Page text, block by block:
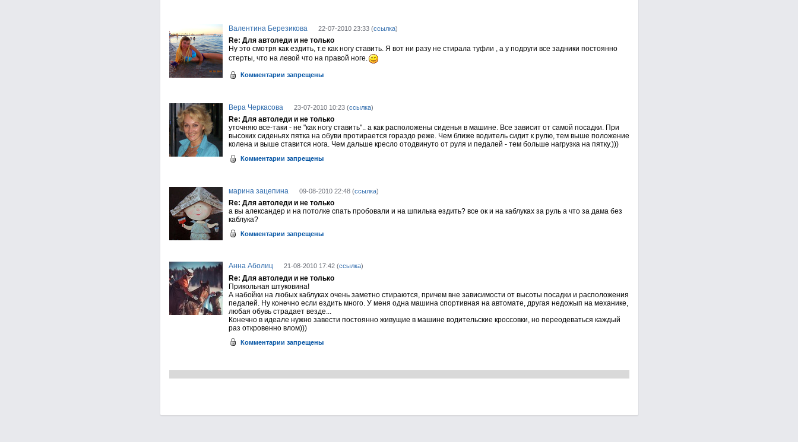
Валентина Березикова 22-07-2010 23:33 (ссылка)
Re: Для автоледи и не только
Ну это смотря как ездить, т.е как ногу ставить. Я вот ни разу не стирала туфли , а у подруги все задники постоянно
стерты, что на левой что на правой ноге.
Комментарии запрещены
Вера Черкасова 23-07-2010 10:23 (ссылка)
Re: Для автоледи и не только
уточняю все-таки - не "как ногу ставить".. а как расположены сиденья в машине. Все зависит от самой посадки. При
высоких сиденьях пятка на обуви протирается гораздо реже. Чем ближе водитель сидит к рулю, тем выше положение
колена и выше ставится нога. Чем дальше кресло отодвинуто от руля и педалей - тем больше нагрузка на пятку.)))
Комментарии запрещены
марина зацепина 09-08-2010 22:48 (ссылка)
Re: Для автоледи и не только
а вы александер и на потолке спать пробовали и на шпилька ездить? все ок и на каблуках за руль а что за дама без
каблука?
Комментарии запрещены
Анна Аболиц 21-08-2010 17:42 (ссылка)
Re: Для автоледи и не только
Прикольная штуковина!
А набойки на любых каблуках очень заметно стираются, причем вне зависимости от высоты посадки и расположения
педалей. Ну конечно если ездить много. У меня одна машина спортивная на автомате, другая недожып на механике,
любая обувь страдает везде...
Конечно в идеале нужно завести постоянно живущие в машине водительские кроссовки, но переодеваться каждый
раз откровенно влом)))
Комментарии запрещены